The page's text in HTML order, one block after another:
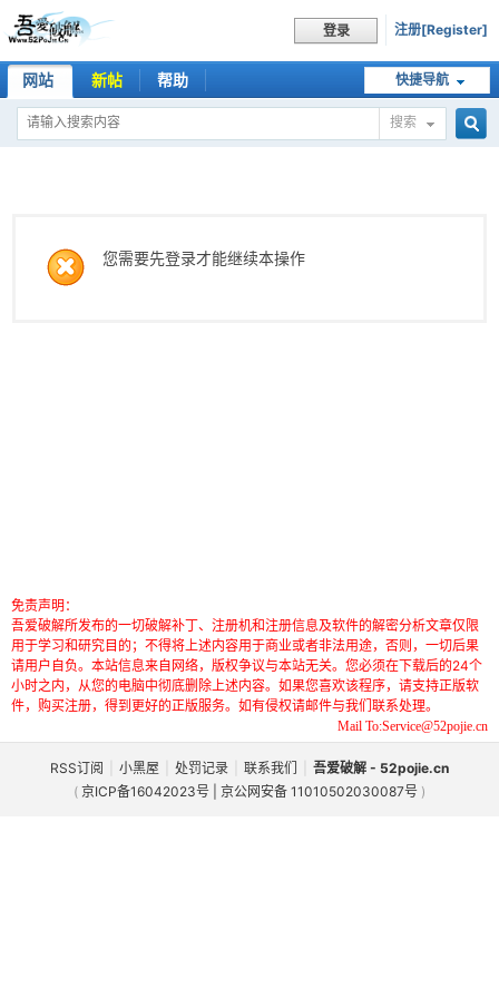
登录 注册[Register]
快捷导航
网站 新帖 帮助
搜索
您需要先登录才能继续本操作
免责声明：
吾爱破解所发布的一切破解补丁、注册机和注册信息及软件的解密分析文章仅限
用于学习和研究目的；不得将上述内容用于商业或者非法用途，否则，一切后果
请用户自负。本站信息来自网络，版权争议与本站无关。您必须在下载后的24个
小时之内，从您的电脑中彻底删除上述内容。如果您喜欢该程序，请支持正版软
件，购买注册，得到更好的正版服务。如有侵权请邮件与我们联系处理。
Mail To:Service@52pojie.cn
RSS订阅 小黑屋 处罚记录 联系我们
吾爱破解 - 52pojie.cn
( 京ICP备16042023号 | 京公网安备 11010502030087号 )